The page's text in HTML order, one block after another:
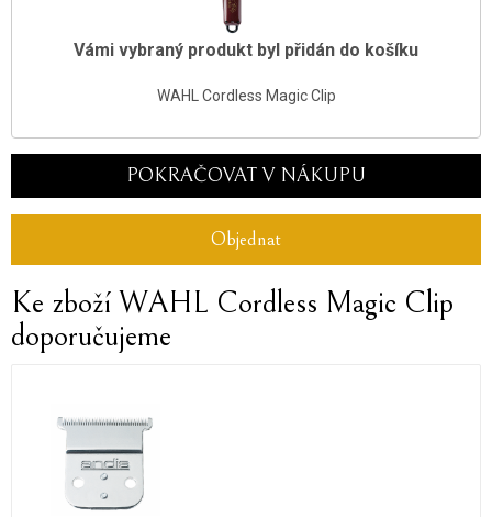
Vámi vybraný produkt byl přidán do košíku
WAHL Cordless Magic Clip
POKRAČOVAT V NÁKUPU
Objednat
Ke zboží WAHL Cordless Magic Clip
doporučujeme